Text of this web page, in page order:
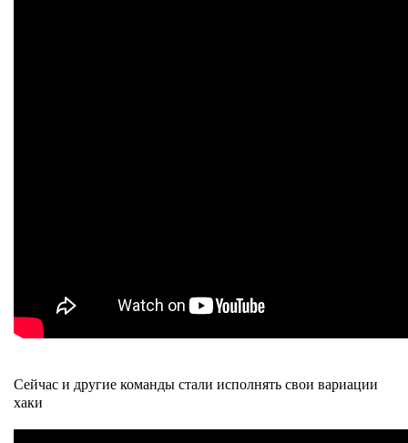
Сейчас и другие команды стали исполнять свои вариации
хаки